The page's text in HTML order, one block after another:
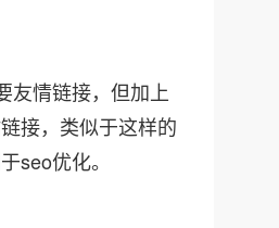
友情链接，但加上
接，类似于这样的
seo优化。